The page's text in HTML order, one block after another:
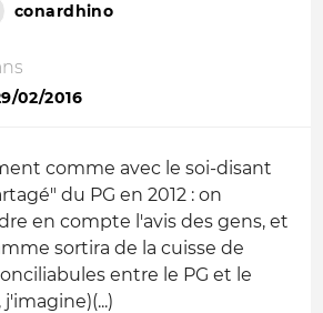
conardhino
02/2016
comme avec le soi-disant
du PG en 2012 : on
en compte l'avis des gens, et
sortira de la cuisse de
entre le PG et le